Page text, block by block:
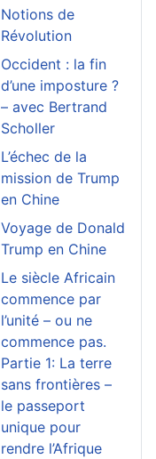
Notions de
Révolution
Occident : la fin
d’une imposture ?
– avec Bertrand
Scholler
L’échec de la
mission de Trump
en Chine
Voyage de Donald
Trump en Chine
Le siècle Africain
commence par
l’unité – ou ne
commence pas.
Partie 1: La terre
sans frontières –
le passeport
unique pour
rendre l’Afrique